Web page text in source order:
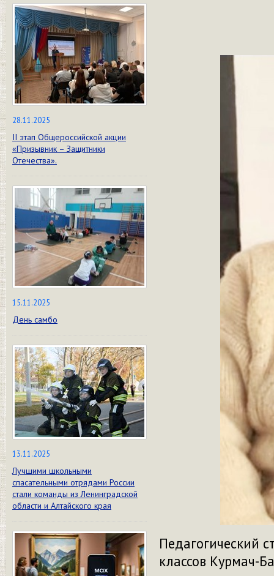
28.11.2025
II этап Общероссийской акции
«Призывник – Защитники
Отечества».
15.11.2025
День самбо
13.11.2025
Лучшими школьными
спасательными отрядами России
стали команды из Ленинградской
области и Алтайского края
Педагогический
классов Курмач-